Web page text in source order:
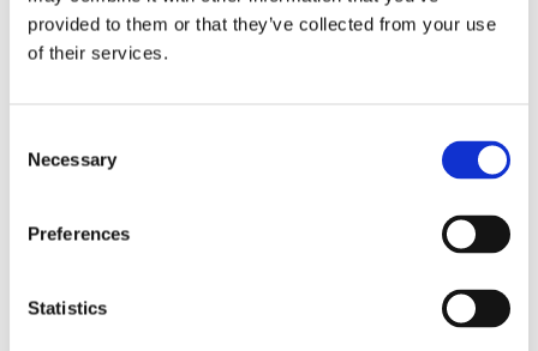
provided to them or that they’ve collected from your use
of their services.
Selection
Necessary
Preferences
Statistics